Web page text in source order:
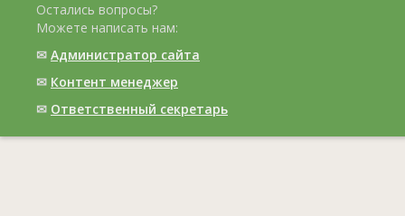
Остались вопросы?
Можете написать нам:
✉ Администратор сайта
✉ Контент менеджер
✉ Ответственный cекретарь